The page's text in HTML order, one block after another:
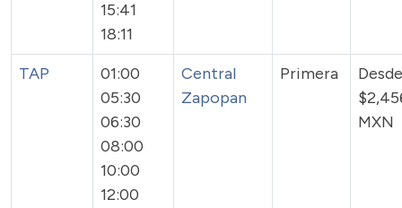
15:41
18:11
TAP
01:00
05:30
06:30
08:00
10:00
12:00
Central
Zapopan
Primera
Desde
MXN